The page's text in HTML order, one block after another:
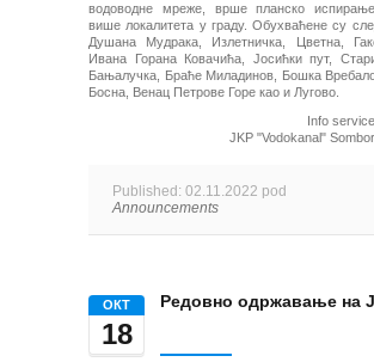
водоводне мреже, врше планско
више локалитета у граду. Обухваћене су
Душана Мудрака, Излетничка, Цветна,
Ивана Горана Ковачића, Јосићки пут,
Бањалучка, Браће Миладинов, Бошка
Босна, Венац Петрове Горе као и Лугово.
Info service
JKP "Vodokanal" Sombor
Published: 02.11.2022 pod
Announcements
ОКТ
18
Редовно одржавање на